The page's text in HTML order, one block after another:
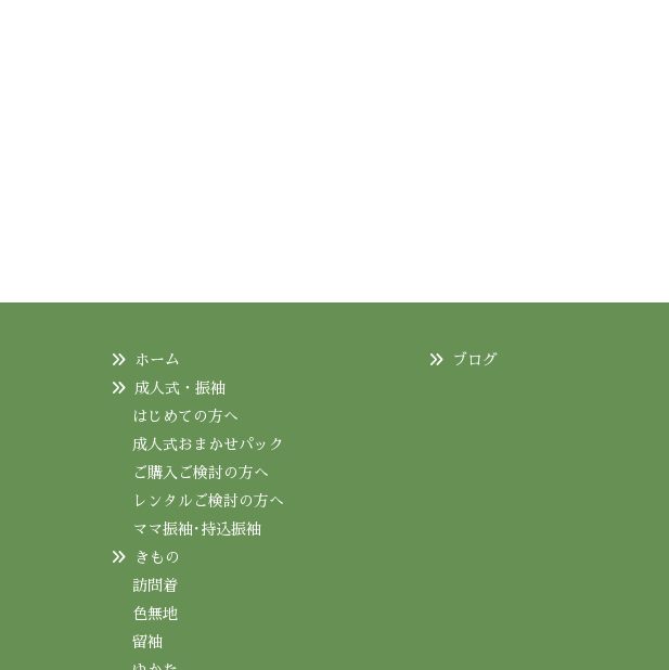
ホーム
成人式・振袖
はじめての方へ
成人式おまかせパック
ご購入ご検討の方へ
レンタルご検討の方へ
ママ振袖･持込振袖
きもの
訪問着
色無地
留袖
ブログ